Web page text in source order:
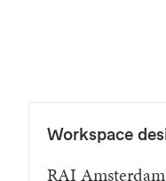
Workspace
RAI